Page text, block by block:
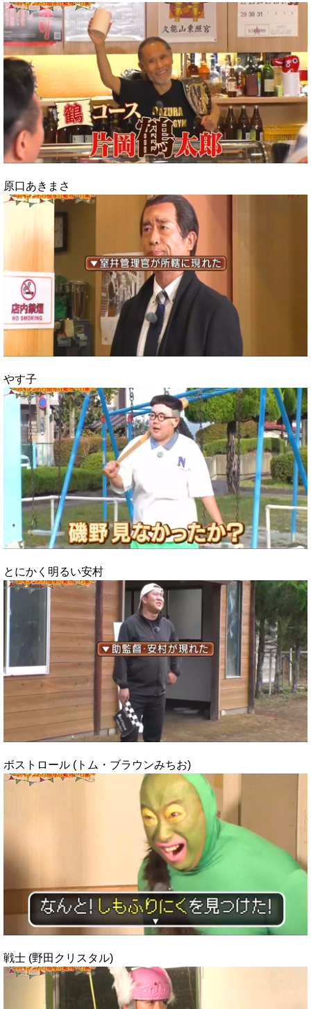
原口あきまさ
やす子
とにかく明るい安村
ボストロール (トム・ブラウンみちお)
戦士 (野田クリスタル)